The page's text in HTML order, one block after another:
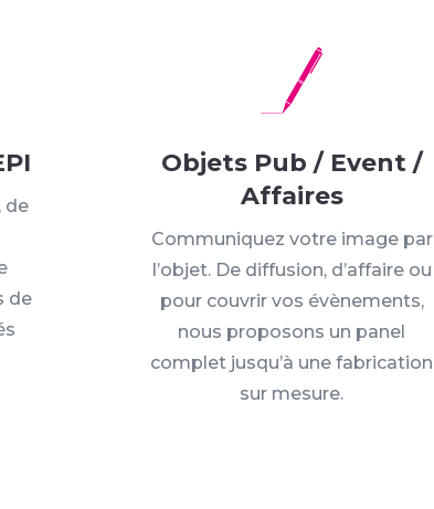
de
de
Objets Pub / Event /
Affaires
Communiquez votre image par
l’objet. De diffusion, d’affaire ou
pour couvrir vos évènements,
nous proposons un panel
complet jusqu’à une fabrication
sur mesure.